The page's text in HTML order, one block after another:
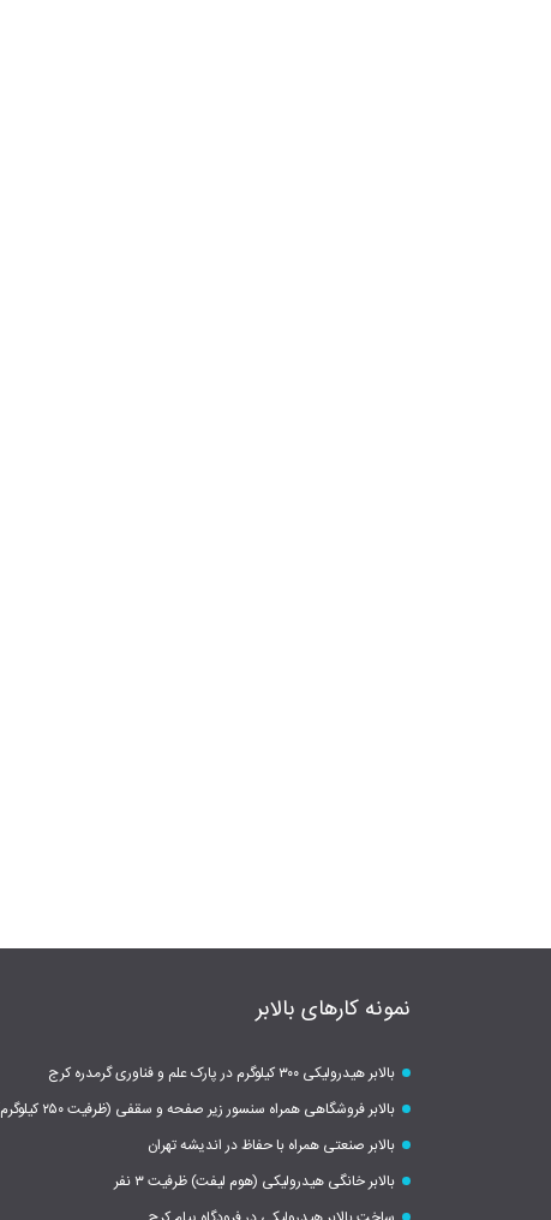
نمونه کارهای بالابر
بالابر هیدرولیکی ۳۰۰ کیلوگرم در پارک علم و فناوری گرمدره کرج
بالابر فروشگاهی همراه سنسور زیر صفحه و سقفی (ظرفیت ۲۵۰ کیلوگرم)
بالابر صنعتی همراه با حفاظ در اندیشه تهران
بالابر خانگی هیدرولیکی (هوم لیفت) ظرفیت ۳ نفر